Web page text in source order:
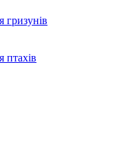
гризунів
птахів